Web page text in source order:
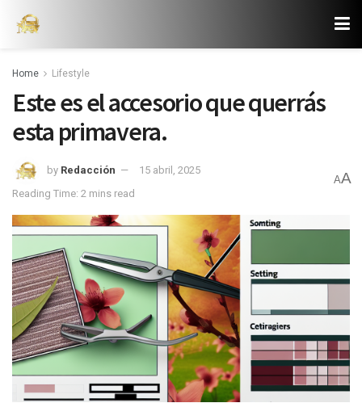
Home Lifestyle
Este es el accesorio que querrás
esta primavera.
by Redacción
15 abril, 2025
Reading Time: 2 mins read
AA